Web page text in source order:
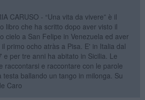
CARUSO - “Una vita da vivere” è il
libro che ha scritto dopo aver visto il
cielo a San Felipe in Venezuela ed aver
primo ocho atràs a Pisa. E' in Italia dal
e per tre anni ha abitato in Sicilia. Le
raccontarsi e raccontare con le parole
testa ballando un tango in milonga. Su
Caro